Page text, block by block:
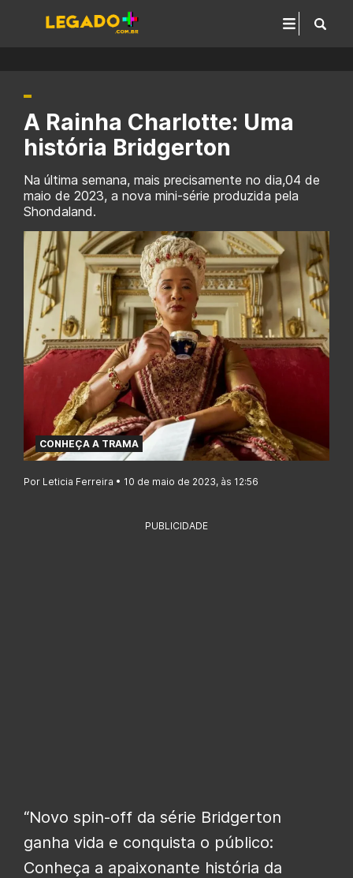
A Rainha Charlotte: Uma
história Bridgerton
Na última semana, mais precisamente no dia,04 de
maio de 2023, a nova mini-série produzida pela
Shondaland.
CONHEÇA A TRAMA
Por Leticia Ferreira • 10 de maio de 2023, às 12:56
PUBLICIDADE
“Novo spin-off da série Bridgerton
ganha vida e conquista o público:
Conheça a apaixonante história da